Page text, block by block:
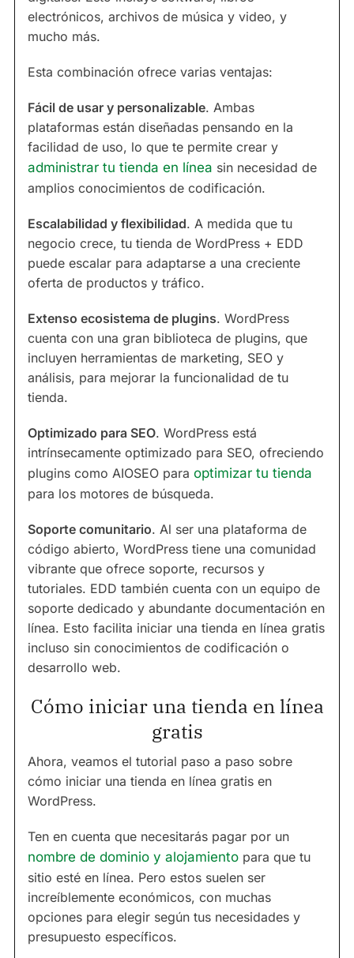
electrónicos, archivos de música y video, y
mucho más.
Esta combinación ofrece varias ventajas:
Fácil de usar y personalizable. Ambas
plataformas están diseñadas pensando en la
facilidad de uso, lo que te permite crear y
administrar tu tienda en línea sin necesidad de
amplios conocimientos de codificación.
Escalabilidad y flexibilidad. A medida que tu
negocio crece, tu tienda de WordPress + EDD
puede escalar para adaptarse a una creciente
oferta de productos y tráfico.
Extenso ecosistema de plugins. WordPress
cuenta con una gran biblioteca de plugins, que
incluyen herramientas de marketing, SEO y
análisis, para mejorar la funcionalidad de tu
tienda.
Optimizado para SEO. WordPress está
intrínsecamente optimizado para SEO, ofreciendo
plugins como AIOSEO para optimizar tu tienda
para los motores de búsqueda.
Soporte comunitario. Al ser una plataforma de
código abierto, WordPress tiene una comunidad
vibrante que ofrece soporte, recursos y
tutoriales. EDD también cuenta con un equipo de
soporte dedicado y abundante documentación en
línea. Esto facilita iniciar una tienda en línea gratis
incluso sin conocimientos de codificación o
desarrollo web.
Cómo iniciar una tienda en línea
gratis
Ahora, veamos el tutorial paso a paso sobre
cómo iniciar una tienda en línea gratis en
WordPress.
Ten en cuenta que necesitarás pagar por un
nombre de dominio y alojamiento para que tu
sitio esté en línea. Pero estos suelen ser
increíblemente económicos, con muchas
opciones para elegir según tus necesidades y
presupuesto específicos.